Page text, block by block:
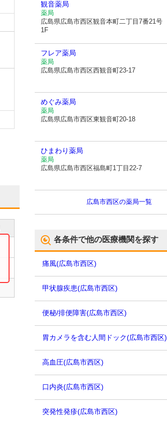
観音薬局
薬局
広島県広島市西区観音本町二丁目7番21号
1F
フレア薬局
薬局
広島県広島市西区西観音町23-17
めぐみ薬局
薬局
広島県広島市西区東観音町20-18
ひまわり薬局
薬局
広島県広島市西区福島町1丁目22-7
広島市西区の薬局一覧
各条件で他の医療機関を探す
痛風(広島市西区)
甲状腺疾患(広島市西区)
便秘/排便障害(広島市西区)
胃カメラを含む人間ドック(広島市西区)
高血圧(広島市西区)
口内炎(広島市西区)
突発性発疹(広島市西区)